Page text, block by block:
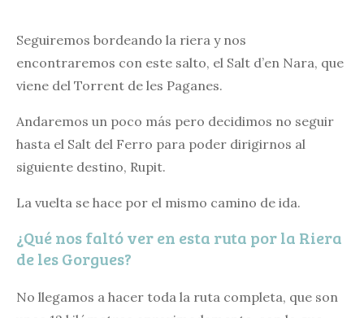
Seguiremos bordeando la riera y nos
encontraremos con este salto, el Salt d’en Nara, que
viene del Torrent de les Paganes.
Andaremos un poco más pero decidimos no seguir
hasta el Salt del Ferro para poder dirigirnos al
siguiente destino, Rupit.
La vuelta se hace por el mismo camino de ida.
¿Qué nos faltó ver en esta ruta por la Riera
de les Gorgues?
No llegamos a hacer toda la ruta completa, que son